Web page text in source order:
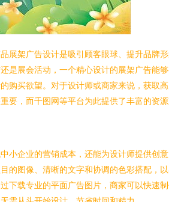
展架广告设计是吸引顾客眼球、提升品牌
是展会活动，一个精心设计的展架广告能
购买欲望。对于设计师或商家来说，获取
要，而千图网等平台为此提供了丰富的资
小企业的营销成本，还能为设计师提供创
的图像、清晰的文字和协调的色彩搭配，
下载专业的平面广告图片，商家可以快速